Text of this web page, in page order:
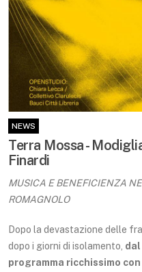
NEWS
Terra Mossa -
Finardi
MUSICA E BENEFICIENZA
ROMAGNOLO
Dopo la devastazione delle
dopo i giorni di isolamento,
programma ricchissimo